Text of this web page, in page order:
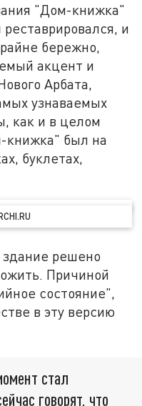
"Дом-книжка"
и
бережно,
акцент и
Арбата,
узнаваемых
как и в целом
книжка" был на
буклетах,
решено
Причиной
состояние",
в эту версию
стал
говорят, что